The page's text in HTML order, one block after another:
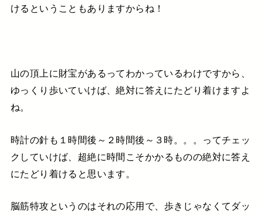
ける ということもありますからね！
山の頂上に財宝があるってわかっているわけですから、
ゆっくり歩いていけば、絶対に答えにたどり着けますよ
ね。
時計の針も１時間後～２時間後～３時。。。ってチェッ
クしていけば、 超絶に時間こそかかるものの絶対に答え
にたどり着けると思います。
脳筋特攻というのはそれの応用で、歩きじゃなくてダッ